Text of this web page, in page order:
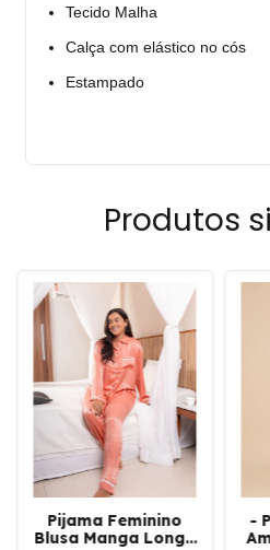
Tecido Malha
Calça com elástico no cós
Estampado
Produtos
Pijama Feminino
Blusa Manga Longo
-